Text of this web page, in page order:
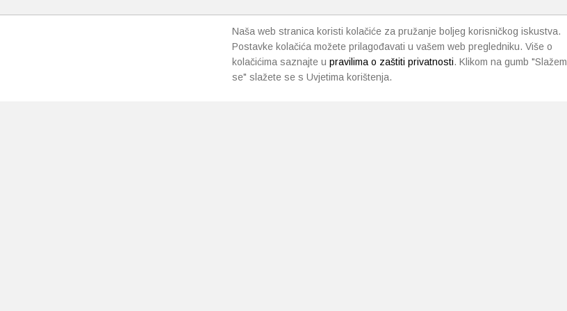
Naša web stranica koristi kolačiće za pružanje boljeg korisničkog iskustva.
Postavke kolačića možete prilagođavati u vašem web pregledniku. Više o
kolačićima saznajte u pravilima o zaštiti privatnosti. Klikom na gumb "Slažem
se" slažete se s Uvjetima korištenja.